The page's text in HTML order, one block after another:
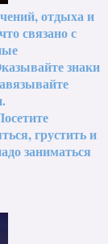
отдыха и
связано с
знаки
грустить и
заниматься